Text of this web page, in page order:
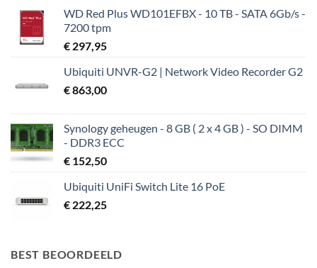
WD Red Plus WD101EFBX - 10 TB - SATA 6Gb/s -
7200 tpm
€ 297,95
Ubiquiti UNVR-G2 | Network Video Recorder G2
€863,00
Synology geheugen - 8 GB ( 2 x 4 GB ) - SO DIMM
- DDR3 ECC
€ 152,50
Ubiquiti UniFi Switch Lite 16 PoE
€ 222,25
BEST BEOORDEELD